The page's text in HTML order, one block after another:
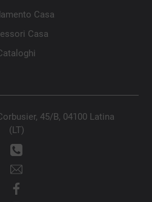
Casa
Casa
45/B, 04100 Latina
(LT)